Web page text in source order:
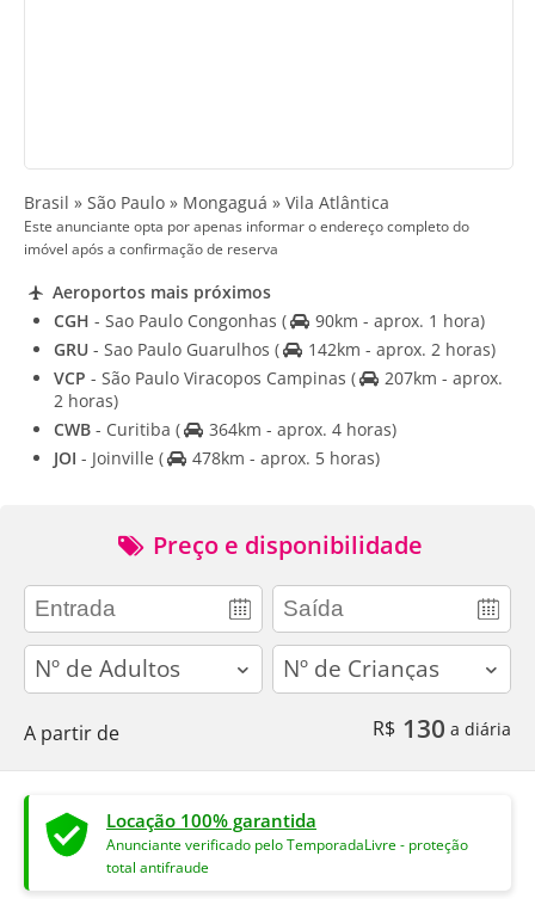
Brasil » São Paulo » Mongaguá » Vila Atlântica
Este anunciante opta por apenas informar o endereço completo do
imóvel após a confirmação de reserva
Aeroportos mais próximos
CGH - Sao Paulo Congonhas (
90km - aprox. 1 hora)
GRU - Sao Paulo Guarulhos (
142km - aprox. 2 horas)
VCP - São Paulo Viracopos Campinas (
207km - aprox.
2 horas)
CWB - Curitiba (
364km - aprox. 4 horas)
JOI - Joinville ( 478km - aprox. 5 horas)
Preço e disponibilidade
adults children
A partir de R$ 130 a diária
Locação 100% garantida
Anunciante verificado pelo TemporadaLivre - proteção
total antifraude